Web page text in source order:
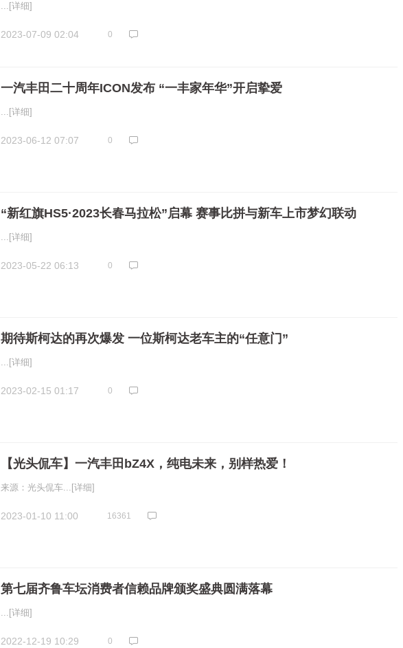
... [详细]
2023-07-09 02:04 0
一汽丰田二十周年ICON发布 “一丰家年华”开启挚爱
... [详细]
2023-06-12 07:07 0
“新红旗HS5·2023长春马拉松”启幕 赛事比拼与新车上市梦幻联动
... [详细]
2023-05-22 06:13 0
期待斯柯达的再次爆发 一位斯柯达老车主的“任意门”
... [详细]
2023-02-15 01:17 0
【光头侃车】一汽丰田bZ4X，纯电未来，别样热爱！
来源：光头侃车... [详细]
2023-01-10 11:00 16361
第七届齐鲁车坛消费者信赖品牌颁奖盛典圆满落幕
... [详细]
2022-12-19 10:29 0